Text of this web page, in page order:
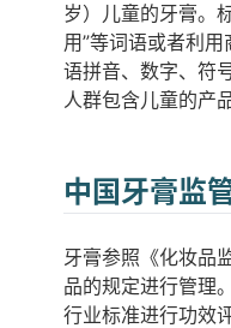
岁）儿童的牙膏。
用”等词语或者利
语拼音、数字、符
人群包含儿童的产
中国牙膏监
牙膏参照《化妆品
品的规定进行管理
行业标准进行功效